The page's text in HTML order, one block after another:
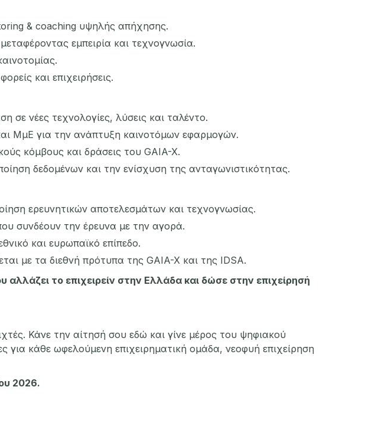
& coaching υψηλής απήχησης.
εμπειρία και τεχνογνωσία.
και επιχειρήσεις.
σε νέες τεχνολογίες, λύσεις και ταλέντο.
ΜμΕ για την ανάπτυξη καινοτόμων εφαρμογών.
κόμβους και δράσεις του GAIA-X.
δεδομένων και την ενίσχυση της ανταγωνιστικότητας.
ερευνητικών αποτελεσμάτων και τεχνογνωσίας.
συνδέουν την έρευνα με την αγορά.
και ευρωπαϊκό επίπεδο.
με τα διεθνή πρότυπα της GAIA-X και της IDSA.
αλλάζει το επιχειρείν στην Ελλάδα και δώσε στην επιχείρησή
Κάνε την αίτησή σου εδώ και γίνε μέρος του ψηφιακού
κάθε ωφελούμενη επιχειρηματική ομάδα, νεοφυή επιχείρηση
2026.